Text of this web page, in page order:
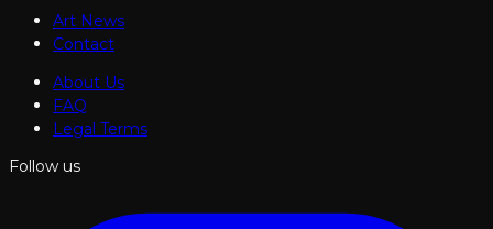
Art News
Contact
About Us
FAQ
Legal Terms
Follow us